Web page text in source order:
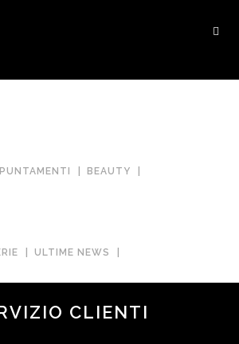
BEAUTY
ULTIME NEWS
CLIENTI